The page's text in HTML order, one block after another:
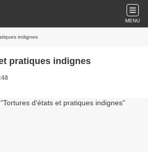
MENU
indignes
pratiques indignes